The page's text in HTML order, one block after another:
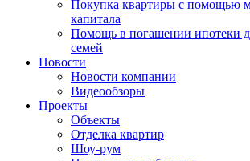
Покупка квартиры с помощью
капитала
Помощь в погашении ипотеки
семей
Новости
Новости компании
Видеообзоры
Проекты
Объекты
Отделка квартир
Шоу-рум